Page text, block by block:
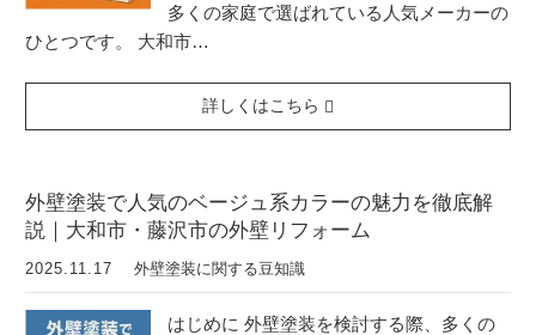
多くの家庭で選ばれている人気メーカーの
ひとつです。 大和市…
詳しくはこちら
外壁塗装で人気のベージュ系カラーの魅力を徹底解
説｜大和市・藤沢市の外壁リフォーム
2025.11.17 外壁塗装に関する豆知識
はじめに 外壁塗装を検討する際、多くの